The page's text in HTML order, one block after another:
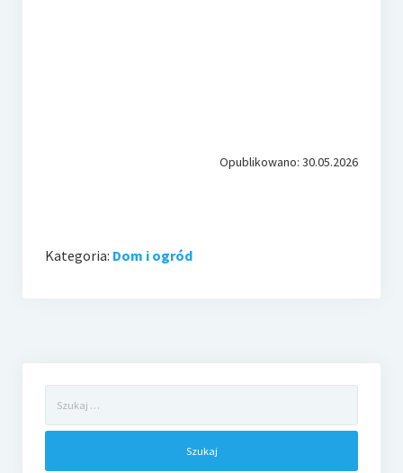
Opublikowano: 30.05.2026
Kategoria: Dom i ogród